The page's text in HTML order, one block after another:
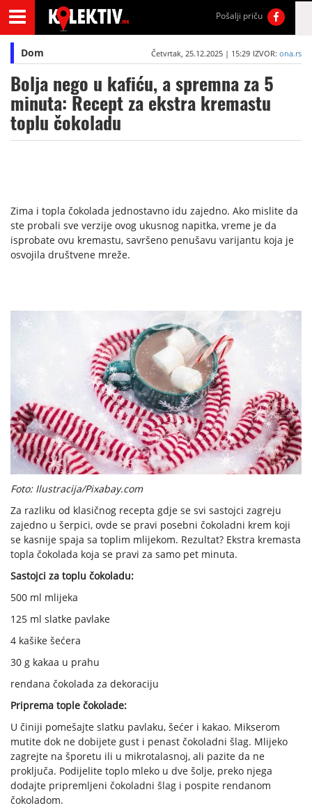
Pošalji priču
Dom Četvrtak, 25.12.2025 | 15:29 IZVOR: ona.rs
Bolja nego u kafiću, a spremna za 5
minuta: Recept za ekstra kremastu
toplu čokoladu
Zima i topla čokolada jednostavno idu zajedno. Ako mislite da
ste probali sve verzije ovog ukusnog napitka, vreme je da
isprobate ovu kremastu, savršeno penušavu varijantu koja je
osvojila društvene mreže.
Foto: Ilustracija/Pixabay.com
Za razliku od klasičnog recepta gdje se svi sastojci zagreju
zajedno u šerpici, ovde se pravi posebni čokoladni krem koji
se kasnije spaja sa toplim mlijekom. Rezultat? Ekstra kremasta
topla čokolada koja se pravi za samo pet minuta.
Sastojci za toplu čokoladu:
500 ml mlijeka
125 ml slatke pavlake
4 kašike šećera
30 g kakaa u prahu
rendana čokolada za dekoraciju
Priprema tople čokolade:
U činiji pomešajte slatku pavlaku, šećer i kakao. Mikserom
mutite dok ne dobijete gust i penast čokoladni šlag. Mlijeko
zagrejte na šporetu ili u mikrotalasnoj, ali pazite da ne
proključa. Podijelite toplo mleko u dve šolje, preko njega
dodajte pripremljeni čokoladni šlag i pospite rendanom
čokoladom.